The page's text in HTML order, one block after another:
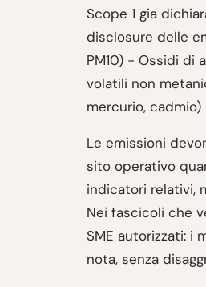
Scope 1 gia
disclosure delle
PM10) - Ossidi di
volatili non
mercurio, cadmio)
Le emissioni
sito operativo
indicatori relativi,
Nei fascicoli che
SME autorizzati: i
nota, senza